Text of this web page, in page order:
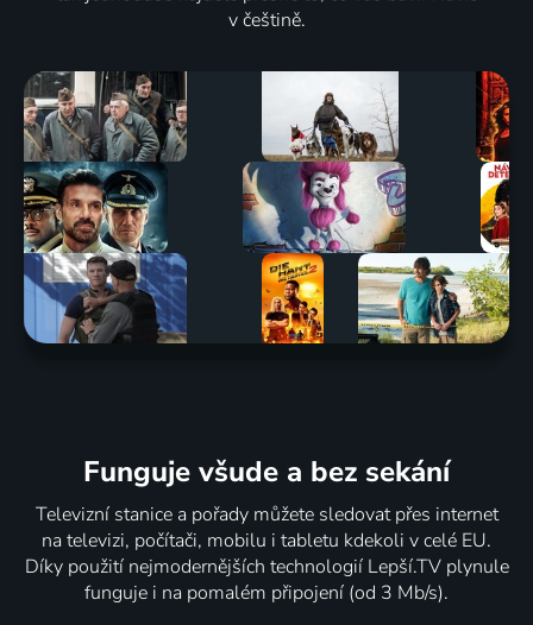
v češtině.
Funguje všude a bez sekání
Televizní stanice a pořady můžete sledovat přes internet
na televizi, počítači, mobilu i tabletu kdekoli v celé EU.
Díky použití nejmodernějších technologií Lepší.TV plynule
funguje i na pomalém připojení (od 3 Mb/s).